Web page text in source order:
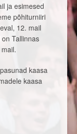
ja esimesed
põhiturniiri
12. mail
Tallinnas
kaasa
kaasa